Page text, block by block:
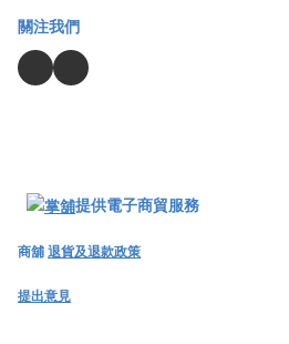
關注我們
提供電子商貿服務
商舖退貨及退款政策
提出意見